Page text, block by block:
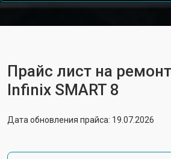
Прайс лист на
Infinix SMART 8
Дата обновления прайса: 19.07.2026